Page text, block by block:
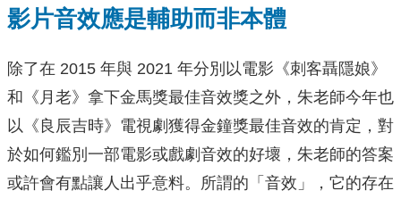
影片音效應是輔助而非本體
除了在 2015 年與 2021 年分別以電影《刺客聶隱娘》
和《月老》拿下金馬獎最佳音效獎之外，朱老師今年也
以《良辰吉時》電視劇獲得金鐘獎最佳音效的肯定，對
於如何鑑別一部電影或戲劇音效的好壞，朱老師的答案
或許會有點讓人出乎意料。所謂的「音效」，它的存在